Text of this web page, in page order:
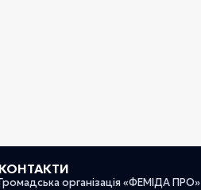
КОНТАКТИ
організація «ФЕМІДА ПРО»